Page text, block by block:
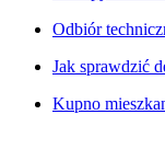
Odbiór
Jak sprawdzić
Kupno